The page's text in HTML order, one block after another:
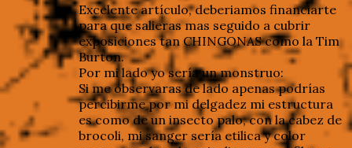
Excelente artículo, deberiamos financiarte
para que salieras mas seguido a cubrir
exposiciones tan CHINGONAS como la Tim
Burton.
Por mi lado yo sería un monstruo:
Si me observaras de lado apenas podrías
percibirme por mi delgadez mi estructura
es como de un insecto palo, con la cabez de
brocoli, mi sanger sería etilica y color